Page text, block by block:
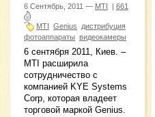
6 Сентябрь, 2011 — MTI | 661
MTI Genius
дистрибуция
фотоаппараты видеокамеры
6 сентября 2011, Киев. –
MTI расширила
сотрудничество с
компанией KYE Systems
Corp, которая владеет
торговой маркой Genius.